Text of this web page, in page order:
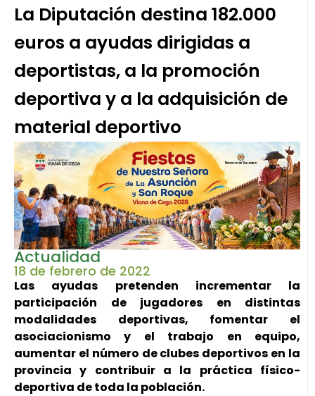
La Diputación destina 182.000
euros a ayudas dirigidas a
deportistas, a la promoción
deportiva y a la adquisición de
material deportivo
Actualidad
18 de febrero de 2022
Las ayudas pretenden incrementar la
participación de jugadores en distintas
modalidades deportivas, fomentar el
asociacionismo y el trabajo en equipo,
aumentar el número de clubes deportivos en la
provincia y contribuir a la práctica físico-
deportiva de toda la población.